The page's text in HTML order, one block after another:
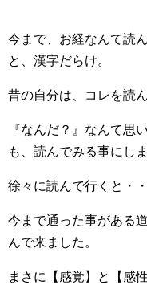
今まで、お経なんて読
と、漢字だらけ。
昔の自分は、コレを読
『なんだ？』なんて思
も、読んでみる事にしま
徐々に読んで行くと・・
今まで通った事がある
んで来ました。
まさに【感覚】と【感